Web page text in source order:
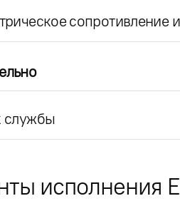
сопротивление
службы
исполнения